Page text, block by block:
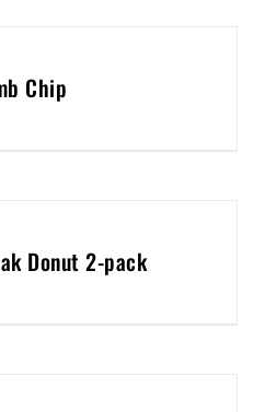
Chip
Donut 2-pack